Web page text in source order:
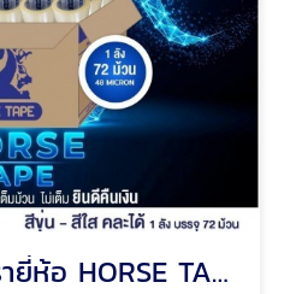
จำหน่ายเทป ตรายี่ห้อ HORSE TAPE